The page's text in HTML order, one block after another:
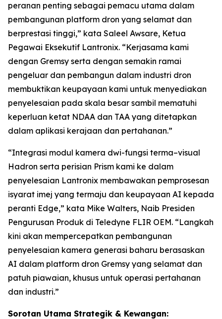
peranan penting sebagai pemacu utama dalam
pembangunan platform dron yang selamat dan
berprestasi tinggi,” kata Saleel Awsare, Ketua
Pegawai Eksekutif Lantronix. “Kerjasama kami
dengan Gremsy serta dengan semakin ramai
pengeluar dan pembangun dalam industri dron
membuktikan keupayaan kami untuk menyediakan
penyelesaian pada skala besar sambil mematuhi
keperluan ketat NDAA dan TAA yang ditetapkan
dalam aplikasi kerajaan dan pertahanan.”
“Integrasi modul kamera dwi-fungsi terma–visual
Hadron serta perisian Prism kami ke dalam
penyelesaian Lantronix membawakan pemprosesan
isyarat imej yang termaju dan keupayaan AI kepada
peranti Edge,” kata Mike Walters, Naib Presiden
Pengurusan Produk di Teledyne FLIR OEM. “Langkah
kini akan mempercepatkan pembangunan
penyelesaian kamera generasi baharu berasaskan
AI dalam platform dron Gremsy yang selamat dan
patuh piawaian, khusus untuk operasi pertahanan
dan industri.”
Sorotan Utama Strategik & Kewangan: